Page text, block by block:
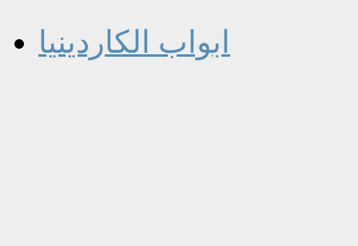
ابواب الكاردينيا